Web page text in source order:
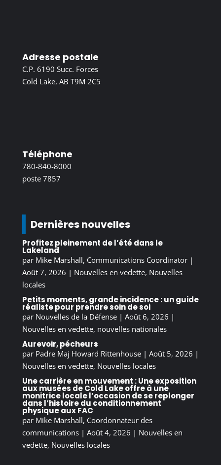
Adresse postale
C.P. 6190 Succ. Forces
Cold Lake, AB T9M 2C5
Téléphone
780-840-8000
poste 7857
Dernières nouvelles
Profitez pleinement de l’été dans le
Lakeland
par Mike Marshall, Communications Coordinator|
Août 7, 2026 | Nouvelles en vedette, Nouvelles
locales
Petits moments, grande incidence : un guide
réaliste pour prendre soin de soi
par Nouvelles de la Défense| Août 6, 2026 |
Nouvelles en vedette, nouvelles nationales
Aurevoir, pécheurs
par Padre Maj Howard Rittenhouse| Août 5, 2026 |
Nouvelles en vedette, Nouvelles locales
Une carrière en mouvement : Une exposition
aux musées de Cold Lake offre à une
monitrice locale l’occasion de se replonger
dans l’histoire du conditionnement
physique aux FAC
par Mike Marshall, Coordonnateur des
communications| Août 4, 2026 | Nouvelles en
vedette, Nouvelles locales